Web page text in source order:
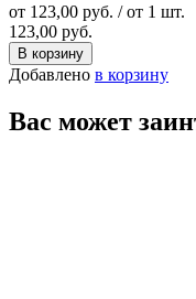
от 123,00 руб. / от 1 шт.
123,00 руб.
В корзину
Добавлено в корзину
Вас может